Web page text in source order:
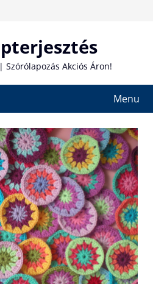
Akciós Áron!
Menu